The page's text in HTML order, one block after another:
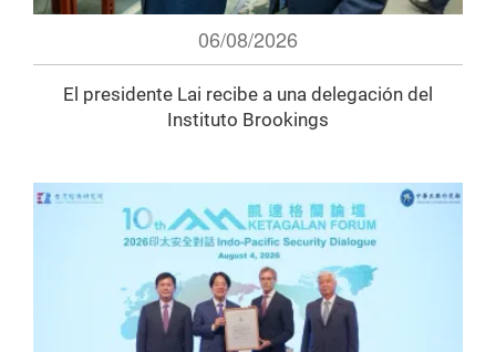
06/08/2026
El presidente Lai recibe a una delegación del
Instituto Brookings